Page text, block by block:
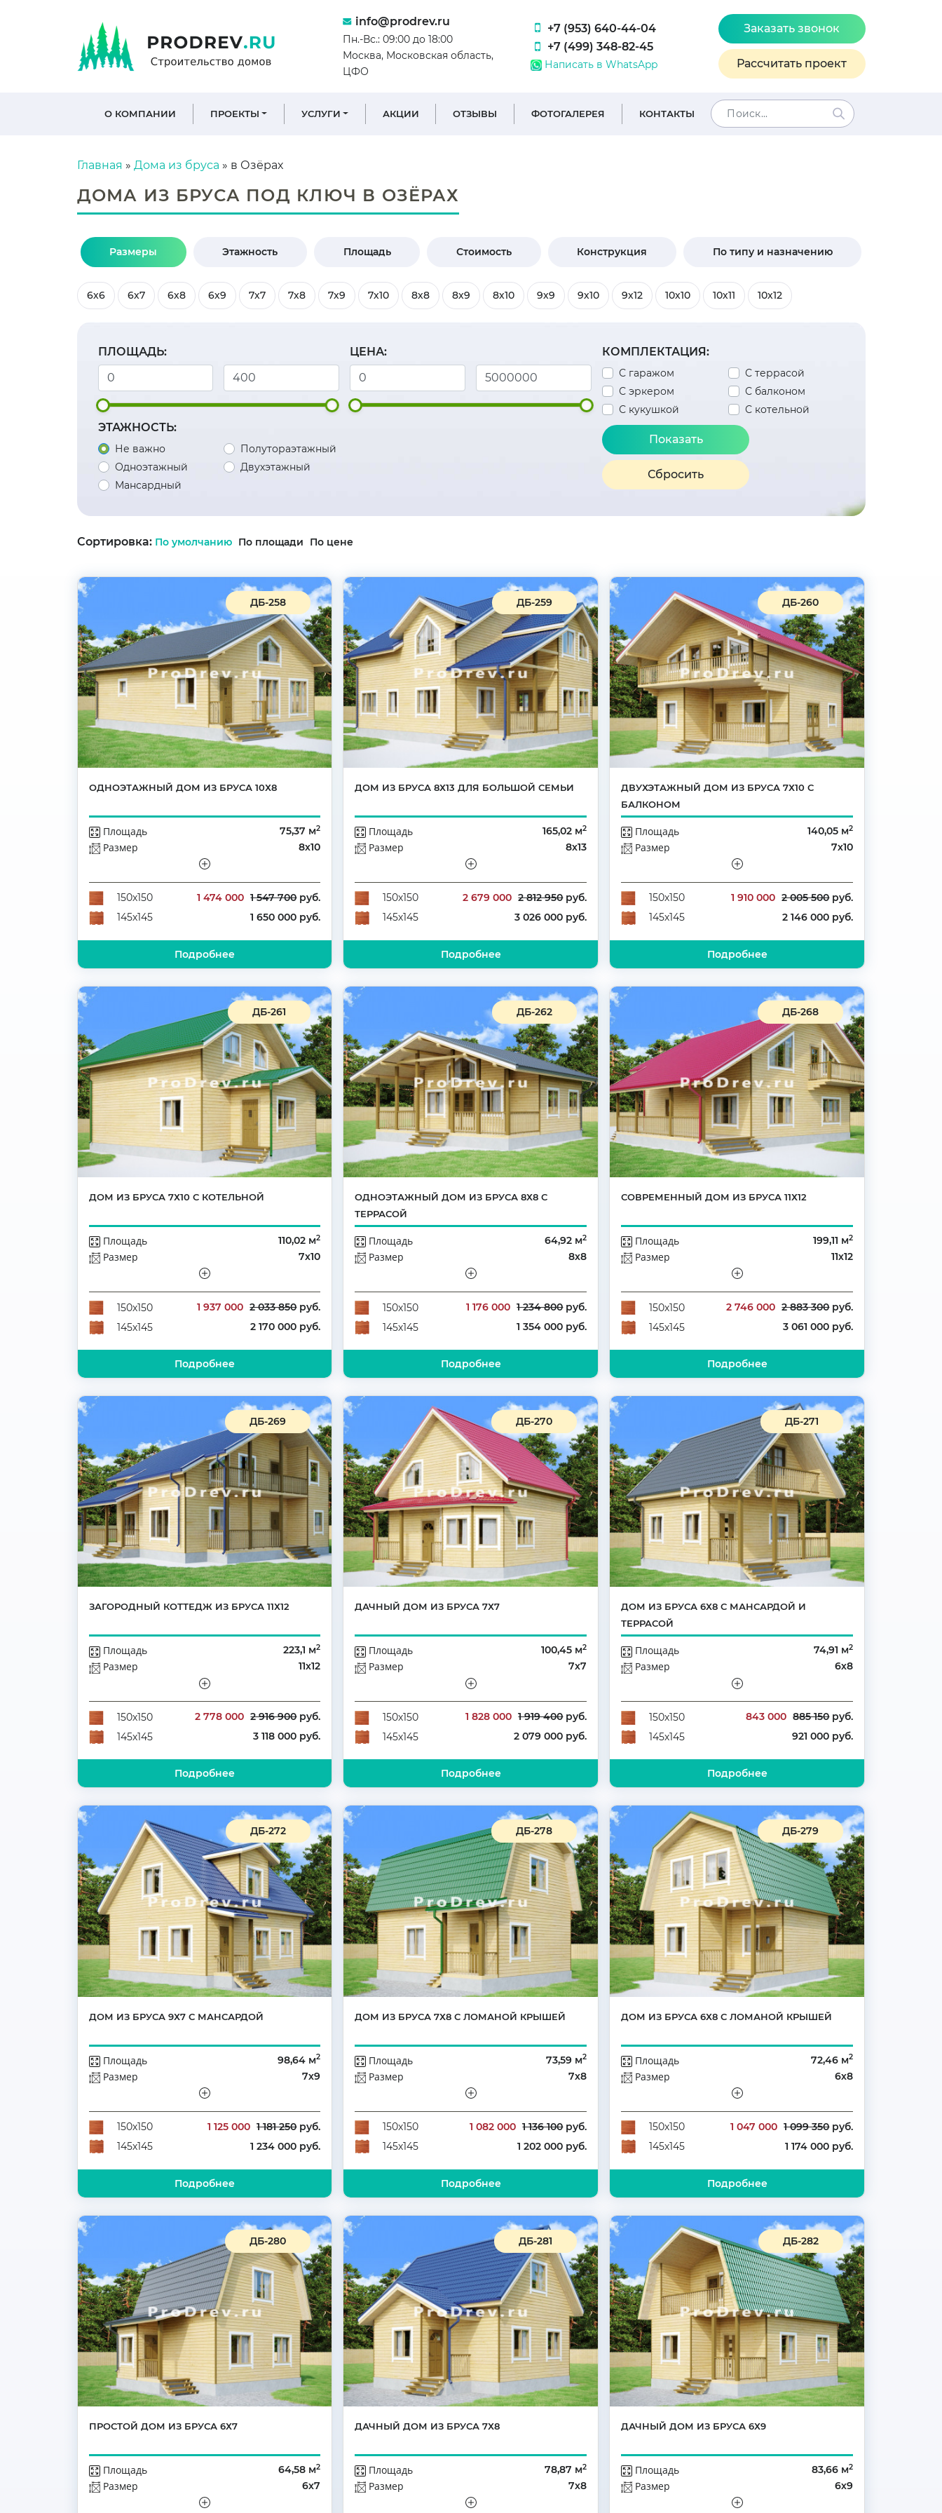
info@prodrev.ru
Пн.-Вс.: 09:00 до 18:00
Москва, Московская область,
ЦФО
+7 (953) 640-44-04
+7 (499) 348-82-45
Написать в WhatsApp
Заказать звонок
Рассчитать проект
О КОМПАНИИ ПРОЕКТЫ УСЛУГИ АКЦИИ ОТЗЫВЫ ФОТОГАЛЕРЕЯ КОНТАКТЫ
Главная » Дома из бруса » в Озёрах
ДОМА ИЗ БРУСА ПОД КЛЮЧ В ОЗЁРАХ
Размеры Этажность Площадь Стоимость Конструкция По типу и назначению
6х6 6х7 6х8 6х9 7х7 7х8 7х9 7х10 8х8 8х9 8х10 9х9 9х10 9х12 10х10 10х11 10х12
ПЛОЩАДЬ:
ЭТАЖНОСТЬ:
Не важно
Одноэтажный
Мансардный
Полутораэтажный
Двухэтажный
ЦЕНА: КОМПЛЕКТАЦИЯ:
С гаражом
С эркером
С кукушкой
С террасой
С балконом
С котельной
Сбросить
Сортировка: По умолчанию По площади По цене
ДБ-258
ОДНОЭТАЖНЫЙ ДОМ ИЗ БРУСА 10Х8
Площадь 75,37 м2
Размер 8х10
Количество комнат
3
150х150
1 474 000 1 547 700руб.
145х145
1 650 000 руб.
Подробнее
ДБ-259
ДОМ ИЗ БРУСА 8Х13 ДЛЯ БОЛЬШОЙ СЕМЬИ
Площадь 165,02 м2
Размер 8х13
Количество комнат
6
150х150
2 679 000 2 812 950руб.
145х145
3 026 000 руб.
Подробнее
ДБ-260
ДВУХЭТАЖНЫЙ ДОМ ИЗ БРУСА 7Х10 С
БАЛКОНОМ
Площадь 140,05 м2
Размер 7х10
Количество комнат
5
150х150
1 910 000 2 005 500руб.
145х145
2 146 000 руб.
Подробнее
ДБ-261
ДОМ ИЗ БРУСА 7Х10 С КОТЕЛЬНОЙ
Площадь 110,02 м2
Размер 7х10
Количество комнат
5
150х150
1 937 000 2 033 850руб.
145х145
2 170 000 руб.
Подробнее
ДБ-262
ОДНОЭТАЖНЫЙ ДОМ ИЗ БРУСА 8Х8 С
ТЕРРАСОЙ
Площадь 64,92 м2
Размер 8х8
Количество комнат
3
150х150
1 176 000 1 234 800руб.
145х145
1 354 000 руб.
Подробнее
ДБ-268
СОВРЕМЕННЫЙ ДОМ ИЗ БРУСА 11Х12
Площадь 199,11 м2
Размер 11х12
Количество комнат
5
150х150
2 746 000 2 883 300руб.
145х145
3 061 000 руб.
Подробнее
ДБ-269
ЗАГОРОДНЫЙ КОТТЕДЖ ИЗ БРУСА 11Х12
Площадь 223,1 м2
Размер 11х12
Количество комнат
5
150х150
2 778 000 2 916 900руб.
145х145
3 118 000 руб.
Подробнее
ДБ-270
ДАЧНЫЙ ДОМ ИЗ БРУСА 7Х7
Площадь 100,45 м2
Размер 7х7
Количество комнат
5
150х150
1 828 000 1 919 400руб.
145х145
2 079 000 руб.
Подробнее
ДБ-271
ДОМ ИЗ БРУСА 6Х8 С МАНСАРДОЙ И
ТЕРРАСОЙ
Площадь 74,91 м2
Размер 6х8
Количество комнат
4
150х150
843 000 885 150руб.
145х145
921 000 руб.
Подробнее
ДБ-272
ДОМ ИЗ БРУСА 9Х7 С МАНСАРДОЙ
Площадь 98,64 м2
Размер 7х9
Количество комнат
3
150х150
1 125 000 1 181 250руб.
145х145
1 234 000 руб.
Подробнее
ДБ-278
ДОМ ИЗ БРУСА 7Х8 С ЛОМАНОЙ КРЫШЕЙ
Площадь 73,59 м2
Размер 7х8
Количество комнат
4
150х150
1 082 000 1 136 100руб.
145х145
1 202 000 руб.
Подробнее
ДБ-279
ДОМ ИЗ БРУСА 6Х8 С ЛОМАНОЙ КРЫШЕЙ
Площадь 72,46 м2
Размер 6х8
Количество комнат
4
150х150
1 047 000 1 099 350руб.
145х145
1 174 000 руб.
Подробнее
ДБ-280
ПРОСТОЙ ДОМ ИЗ БРУСА 6Х7
Площадь 64,58 м2
Размер 6х7
ДБ-281
ДАЧНЫЙ ДОМ ИЗ БРУСА 7Х8
Площадь 78,87 м2
Размер 7х8
ДБ-282
ДАЧНЫЙ ДОМ ИЗ БРУСА 6Х9
Площадь 83,66 м2
Размер 6х9